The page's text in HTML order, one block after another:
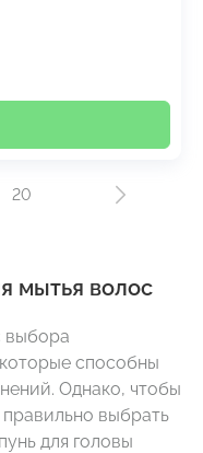
20
мытья волос
выбора
способны
Однако, чтобы
выбрать
для головы